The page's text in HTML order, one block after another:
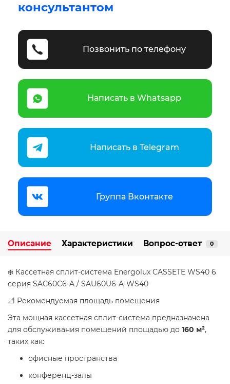
консультантом
Позвонить по телефону
Написать в Whatsapp
Написать в Telegram
Группа Вконтакте
Описание Характеристики Вопрос-ответ 0
❄️ Кассетная сплит-система Energolux CASSETE WS40 6
серия SAC60C6-A / SAU60U6-A-WS40
📐 Рекомендуемая площадь помещения
Эта мощная кассетная сплит-система предназначена
для обслуживания помещений площадью до 160 м²,
таких как:
офисные пространства
конференц-залы